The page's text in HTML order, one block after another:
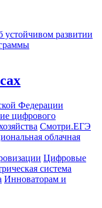
устойчивом развитии
Федерации
цифрового
Смотри.ЕГЭ
облачная
Цифровые
система
Инноваторам и